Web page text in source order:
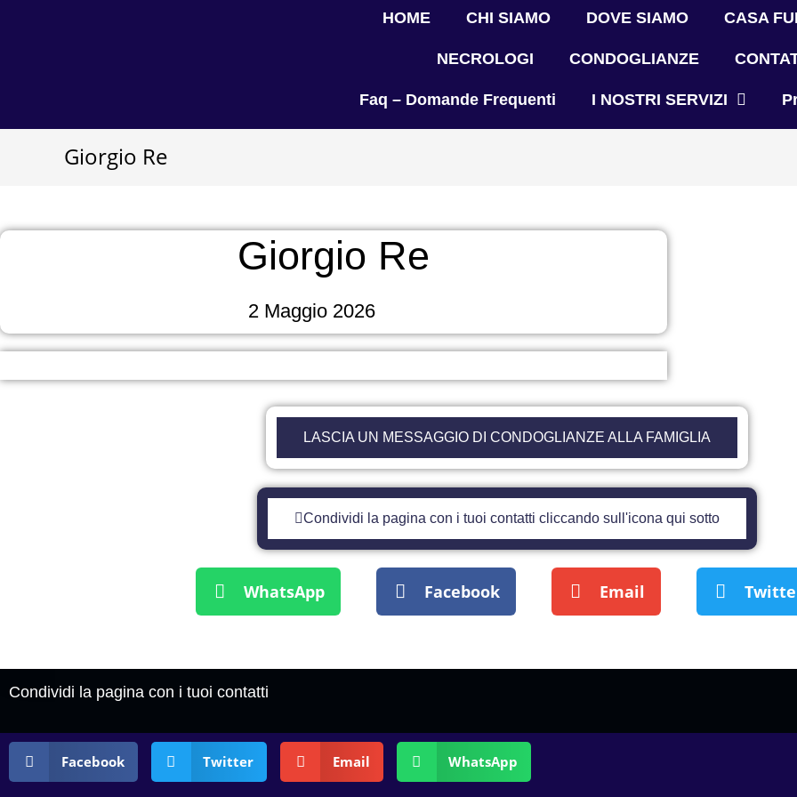
HOME CHI SIAMO DOVE SIAMO CASA
NECROLOGI CONDOGLIANZE
Faq – Domande Frequenti I NOSTRI SERVIZI
Giorgio Re
Giorgio Re
2 Maggio 2026
LASCIA UN MESSAGGIO DI CONDOGLIANZE ALLA FAMIGLIA
Condividi la pagina con i tuoi contatti cliccando sull'icona qui sotto
WhatsApp Facebook Email
Condividi la pagina con i tuoi contatti
Facebook Twitter Email WhatsApp